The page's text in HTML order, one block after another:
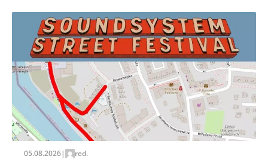
Zapamiętaj moje dane w tej przeglądarce podczas
pisania kolejnych komentarzy.
05.08.2026| red.